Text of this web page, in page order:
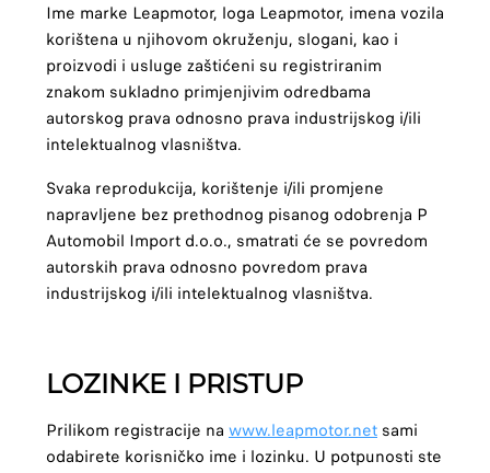
Ime marke Leapmotor, loga Leapmotor, imena vozila
korištena u njihovom okruženju, slogani, kao i
proizvodi i usluge zaštićeni su registriranim
znakom sukladno primjenjivim odredbama
autorskog prava odnosno prava industrijskog i/ili
intelektualnog vlasništva.
Svaka reprodukcija, korištenje i/ili promjene
napravljene bez prethodnog pisanog odobrenja P
Automobil Import d.o.o., smatrati će se povredom
autorskih prava odnosno povredom prava
industrijskog i/ili intelektualnog vlasništva.
LOZINKE I PRISTUP
Prilikom registracije na www.leapmotor.net sami
odabirete korisničko ime i lozinku. U potpunosti ste